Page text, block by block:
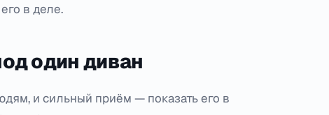
в деле.
один диван
и сильный приём — показать его в